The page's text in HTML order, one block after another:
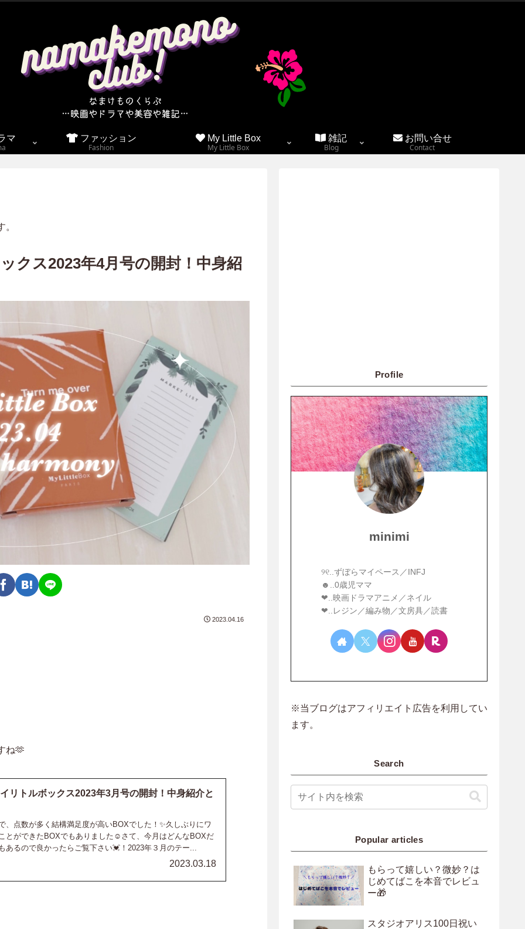
マ
ファッション
Fashion
My Little Box
My Little Box
雑記
Blog
お問い合せ
Contact
クス2023年4月号の開封！中身紹
2023.04.16
ね🫶
リトルボックス2023年3月号の開封！中身紹介と
、点数が多く結構満足度が高いBOXでした！✨久しぶりにワ
とができたBOXでもありました☺️さて、今月はどんなBOXだ
あるので良かったらご覧下さい💓！2023年３月のテー...
2023.03.18
Profile
minimi
୨୧..ずぼらマイペース／INFJ
☻︎..0歳児ママ
❤︎..映画ドラマアニメ／ネイル
❤︎..レジン／編み物／文房具／読書
※当ブログはアフィリエイト広告を利用してい
ます。
Search
Popular articles
もらって嬉しい？微妙？は
じめてばこを本音でレビュ
ー🎁
スタジオアリス100日祝い